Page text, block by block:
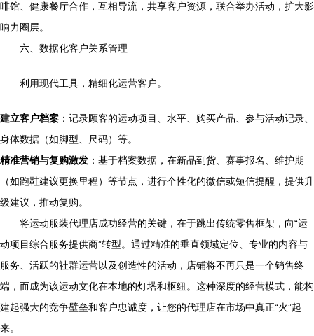
啡馆、健康餐厅合作，互相导流，共享客户资源，联合举办活动，扩大影
响力圈层。
六、数据化客户关系管理
利用现代工具，精细化运营客户。
建立客户档案 ：记录顾客的运动项目、水平、购买产品、参与活动记录、
身体数据（如脚型、尺码）等。
精准营销与复购激发 ：基于档案数据，在新品到货、赛事报名、维护期
（如跑鞋建议更换里程）等节点，进行个性化的微信或短信提醒，提供升
级建议，推动复购。
将运动服装代理店成功经营的关键，在于跳出传统零售框架，向“运
动项目综合服务提供商”转型。通过精准的垂直领域定位、专业的内容与
服务、活跃的社群运营以及创造性的活动，店铺将不再只是一个销售终
端，而成为该运动文化在本地的灯塔和枢纽。这种深度的经营模式，能构
建起强大的竞争壁垒和客户忠诚度，让您的代理店在市场中真正“火”起
来。